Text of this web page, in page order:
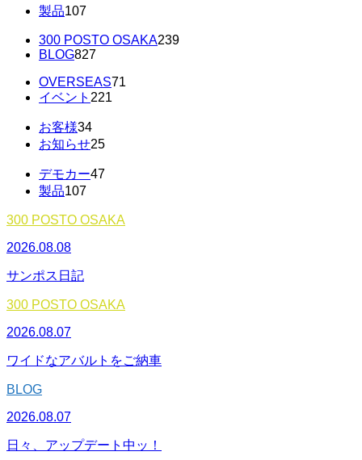
製品107
300 POSTO OSAKA239
BLOG827
OVERSEAS71
イベント 221
お客様34
お知らせ25
デモカー47
製品107
300 POSTO OSAKA
2026.08.08
サンポス日記
300 POSTO OSAKA
2026.08.07
ワイドなアバルトをご納車
BLOG
2026.08.07
日々、アップデート中ッ！